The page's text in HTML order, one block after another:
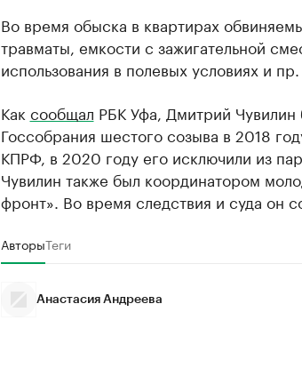
Во время обыска в квартирах
травматы, емкости с зажигательной
использования в полевых условиях и пр.
Как сообщал РБК Уфа, Дмитрий Чувилин
Госсобрания шестого созыва в 2018
КПРФ, в 2020 году его исключили из
Чувилин также был координатором
фронт». Во время следствия и суда он
АвторыТеги
Анастасия Андреева